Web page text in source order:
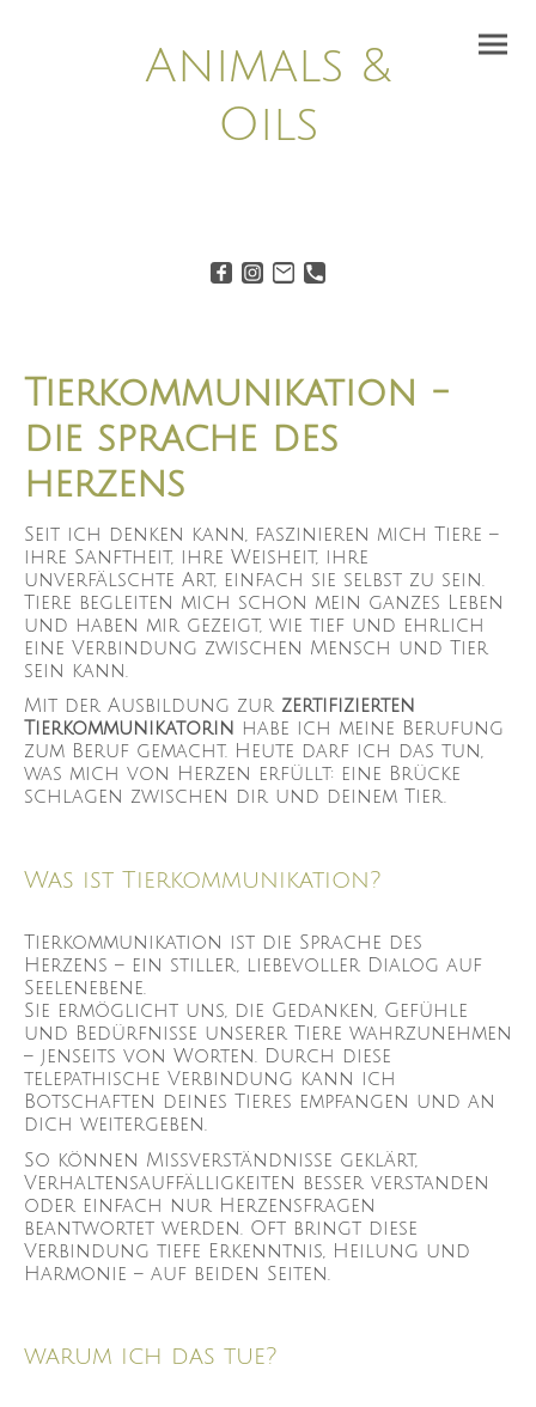
Animals &
Oils
Tierkommunikation -
die sprache des
herzens
Seit ich denken kann, faszinieren mich Tiere –
ihre Sanftheit, ihre Weisheit, ihre
unverfälschte Art, einfach sie selbst zu sein.
Tiere begleiten mich schon mein ganzes Leben
und haben mir gezeigt, wie tief und ehrlich
eine Verbindung zwischen Mensch und Tier
sein kann.
Mit der Ausbildung zur zertifizierten
Tierkommunikatorin habe ich meine Berufung
zum Beruf gemacht. Heute darf ich das tun,
was mich von Herzen erfüllt: eine Brücke
schlagen zwischen dir und deinem Tier.
Was ist Tierkommunikation?
Tierkommunikation ist die Sprache des
Herzens – ein stiller, liebevoller Dialog auf
Seelenebene.
Sie ermöglicht uns, die Gedanken, Gefühle
und Bedürfnisse unserer Tiere wahrzunehmen
– jenseits von Worten. Durch diese
telepathische Verbindung kann ich
Botschaften deines Tieres empfangen und an
dich weitergeben.
So können Missverständnisse geklärt,
Verhaltensauffälligkeiten besser verstanden
oder einfach nur Herzensfragen
beantwortet werden. Oft bringt diese
Verbindung tiefe Erkenntnis, Heilung und
Harmonie – auf beiden Seiten.
warum ich das tue?